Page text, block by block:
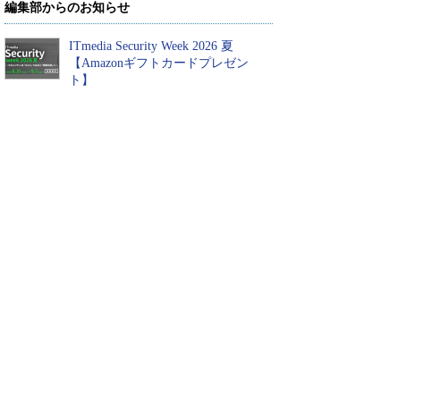
編集部からのお知らせ
ITmedia Security Week 2026 夏
【Amazonギフトカードプレゼン
ト】